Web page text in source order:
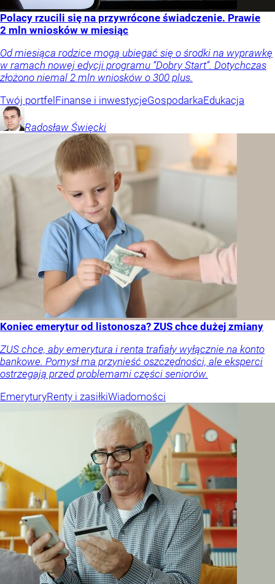
Polacy rzucili się na przywrócone świadczenie. Prawie
2 mln wniosków w miesiąc
Od miesiąca rodzice mogą ubiegać się o środki na wyprawkę
w ramach nowej edycji programu “Dobry Start”. Dotychczas
złożono niemal 2 mln wniosków o 300 plus.
Twój portfelFinanse i inwestycjeGospodarkaEdukacja
Radosław Święcki
Koniec emerytur od listonosza? ZUS chce dużej zmiany
ZUS chce, aby emerytura i renta trafiały wyłącznie na konto
bankowe. Pomysł ma przynieść oszczędności, ale eksperci
ostrzegają przed problemami części seniorów.
EmeryturyRenty i zasiłkiWiadomości